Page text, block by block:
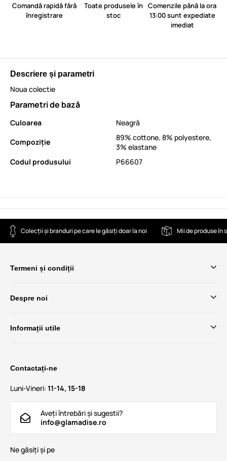
Comandă rapidă fără
înregistrare
Toate produsele în
stoc
Comenzile până la ora
13:00 sunt expediate
imediat
Descriere și parametri
Noua colectie
Parametri de bază
Culoarea
Neagră
Compoziție
89% cottone, 8% polyestere,
3% elastane
Codul produsului
P66607
Colecții și branduri pe care le găsiți doar la noi Mii de produse în
Termeni și condiții
Despre noi
Informații utile
Contactați-ne
Luni-Vineri: 11-14, 15-18
Aveți întrebări și sugestii?
info@glamadise.ro
Ne găsiți și pe